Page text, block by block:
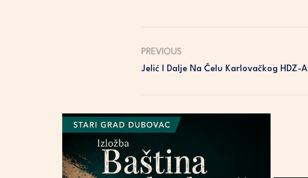
PREVIOUS
Jelić I Dalje Na Čelu Karlovačkog HDZ-A